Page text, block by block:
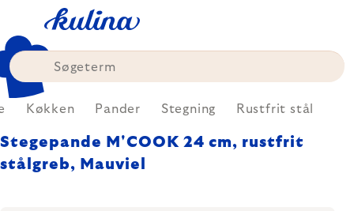
content
Køkken Pander Stegning Rustfrit stål
Stegepande M'COOK 24 cm, rustfrit
stålgreb, Mauviel